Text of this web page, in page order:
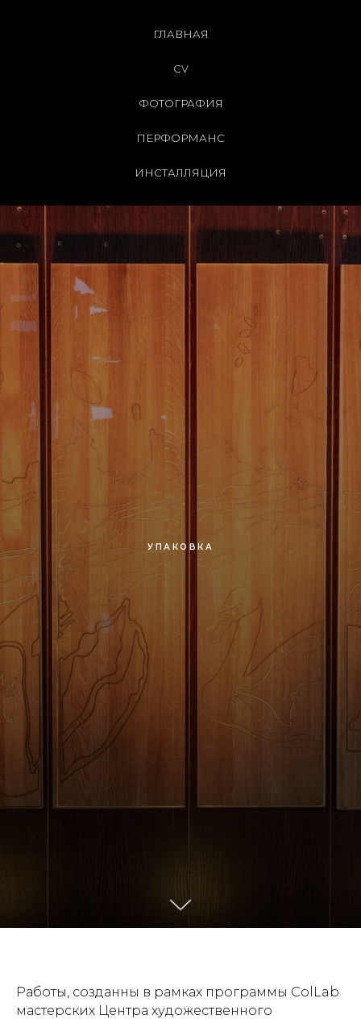
ГЛАВНАЯ
CV
ФОТОГРАФИЯ
ПЕРФОРМАНС
ИНСТАЛЛЯЦИЯ
УПАКОВКА
Работы, созданны в рамках программы ColLab
мастерских Центра художественного